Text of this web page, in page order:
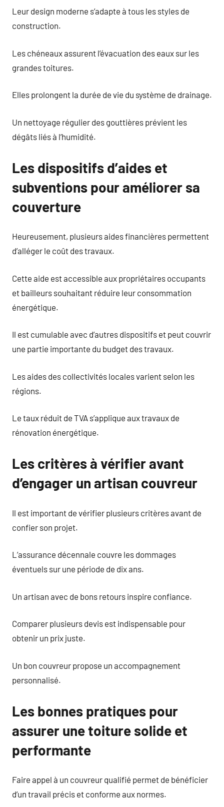
Leur design moderne s’adapte à tous les styles de
construction.
Les chéneaux assurent l’évacuation des eaux sur les
grandes toitures.
Elles prolongent la durée de vie du système de drainage.
Un nettoyage régulier des gouttières prévient les
dégâts liés à l’humidité.
Les dispositifs d’aides et
subventions pour améliorer sa
couverture
Heureusement, plusieurs aides financières permettent
d’alléger le coût des travaux.
Cette aide est accessible aux propriétaires occupants
et bailleurs souhaitant réduire leur consommation
énergétique.
Il est cumulable avec d’autres dispositifs et peut couvrir
une partie importante du budget des travaux.
Les aides des collectivités locales varient selon les
régions.
Le taux réduit de TVA s’applique aux travaux de
rénovation énergétique.
Les critères à vérifier avant
d’engager un artisan couvreur
Il est important de vérifier plusieurs critères avant de
confier son projet.
L’assurance décennale couvre les dommages
éventuels sur une période de dix ans.
Un artisan avec de bons retours inspire confiance.
Comparer plusieurs devis est indispensable pour
obtenir un prix juste.
Un bon couvreur propose un accompagnement
personnalisé.
Les bonnes pratiques pour
assurer une toiture solide et
performante
Faire appel à un couvreur qualifié permet de bénéficier
d’un travail précis et conforme aux normes.